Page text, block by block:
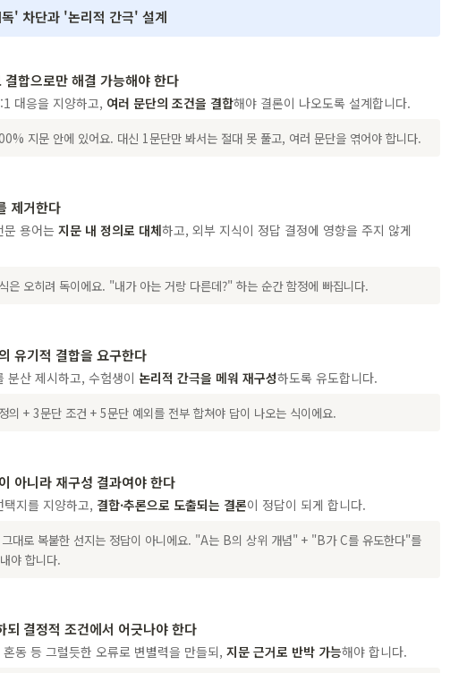
' 차단과 '논리적 간극' 설계
합으로만 해결 가능해야 한다
대응을 지양하고, 여러 문단의 조건을 결합해야 결론이 나오도록 설계합니다.
지문 안에 있어요. 대신 1문단만 봐서는 절대 못 풀고, 여러 문단을 엮어야 합니다.
제거한다
문 용어는 지문 내 정의로 대체하고, 외부 지식이 정답 결정에 영향을 주지 않게
은 오히려 독이에요. "내가 아는 거랑 다른데?" 하는 순간 함정에 빠집니다.
유기적 결합을 요구한다
분산 제시하고, 수험생이 논리적 간극을 메워 재구성하도록 유도합니다.
의 + 3문단 조건 + 5문단 예외를 전부 합쳐야 답이 나오는 식이에요.
아니라 재구성 결과여야 한다
지를 지양하고, 결합·추론으로 도출되는 결론이 정답이 되게 합니다.
대로 복붙한 선지는 정답이 아니에요. "A는 B의 상위 개념" + "B가 C를 유도한다"를
야 합니다.
되 결정적 조건에서 어긋나야 한다
동 등 그럴듯한 오류로 변별력을 만들되, 지문 근거로 반박 가능해야 합니다.